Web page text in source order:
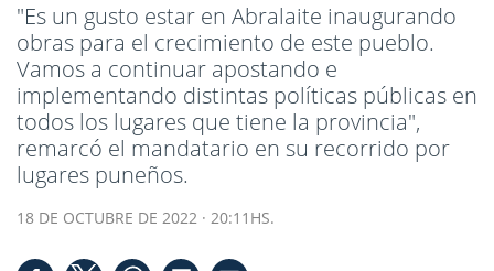
"Es un gusto estar en Abralaite inaugurando
obras para el crecimiento de este pueblo.
Vamos a continuar apostando e
implementando distintas políticas públicas en
todos los lugares que tiene la provincia",
remarcó el mandatario en su recorrido por
lugares puneños.
18 DE OCTUBRE DE 2022 · 20:11HS.